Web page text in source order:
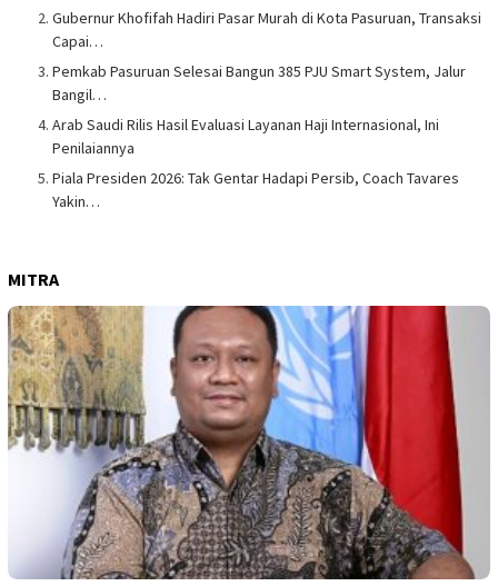
Gubernur Khofifah Hadiri Pasar Murah di Kota Pasuruan, Transaksi
Capai…
Pemkab Pasuruan Selesai Bangun 385 PJU Smart System, Jalur
Bangil…
Arab Saudi Rilis Hasil Evaluasi Layanan Haji Internasional, Ini
Penilaiannya
Piala Presiden 2026: Tak Gentar Hadapi Persib, Coach Tavares
Yakin…
MITRA